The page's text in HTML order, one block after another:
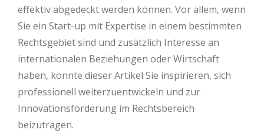
effektiv abgedeckt werden können. Vor allem, wenn
Sie ein Start-up mit Expertise in einem bestimmten
Rechtsgebiet sind und zusätzlich Interesse an
internationalen Beziehungen oder Wirtschaft
haben, könnte dieser Artikel Sie inspirieren, sich
professionell weiterzuentwickeln und zur
Innovationsförderung im Rechtsbereich
beizutragen.